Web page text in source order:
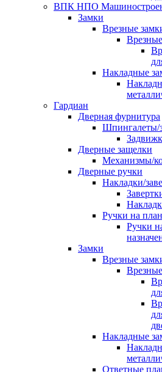
ВПК НПО
Замки
Врезные
Накладные
Гардиан
Дверная фурнитура
Шпингалеты/
Дверные защелки
Механизмы/
Дверные ручки
Накладки/
Ручки на
Ручки
Замки
Врезные
Накладные
Ответные